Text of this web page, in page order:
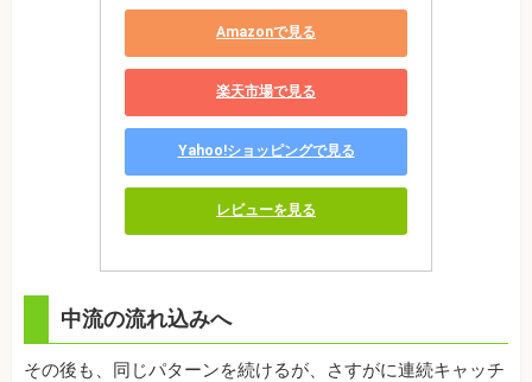
Amazonで見る
楽天市場で見る
Yahoo!ショッピングで見る
レビューを見る
中流の流れ込みへ
その後も、同じパターンを続けるが、さすがに連続キャッチ